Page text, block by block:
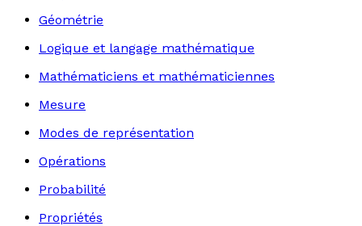
Géométrie
Logique et langage mathématique
Mathématiciens et mathématiciennes
Mesure
Modes de représentation
Opérations
Probabilité
Propriétés